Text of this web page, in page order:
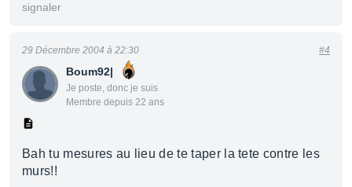
signaler
Boum92|
Je poste, donc je suis
Membre depuis 22 ans
29 Décembre 2004 à 22:30 #4
Bah tu mesures au lieu de te taper la tete contre les
murs!!